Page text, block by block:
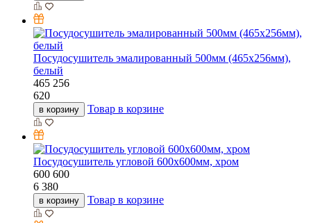
Посудосушитель эмалированный 500мм (465х256мм),
белый
465 256
620
в корзину Товар в корзине
Посудосушитель угловой 600х600мм, хром
600 600
6 380
в корзину Товар в корзине